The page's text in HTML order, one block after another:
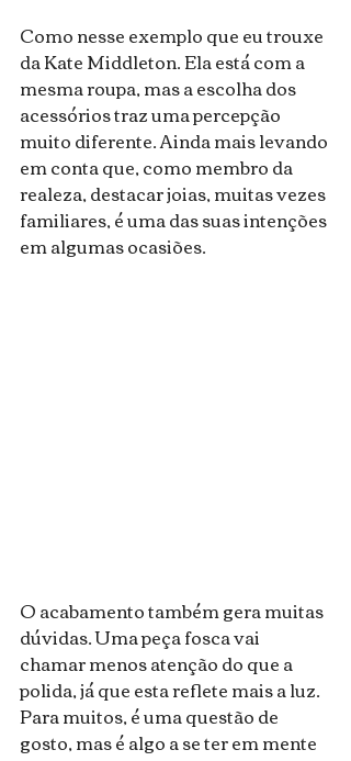
Como nesse exemplo que eu trouxe
da Kate Middleton. Ela está com a
mesma roupa, mas a escolha dos
acessórios traz uma percepção
muito diferente. Ainda mais levando
em conta que, como membro da
realeza, destacar joias, muitas vezes
familiares, é uma das suas intenções
em algumas ocasiões.
O acabamento também gera muitas
dúvidas. Uma peça fosca vai
chamar menos atenção do que a
polida, já que esta reflete mais a luz.
Para muitos, é uma questão de
gosto, mas é algo a se ter em mente